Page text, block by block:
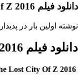
دانلود فیلم The Lost City Of Z 2016
نوشته اولین بار در
دانلود فیلم The Lost City Of Z 2016
Lost City Of Z 2016